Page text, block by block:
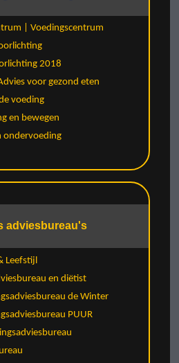
| Voedingscentrum
2018
voor gezond eten
voeding
en bewegen
ondervoeding
adviesbureau's
Leefstijl
en diëtist
de Winter
PUUR